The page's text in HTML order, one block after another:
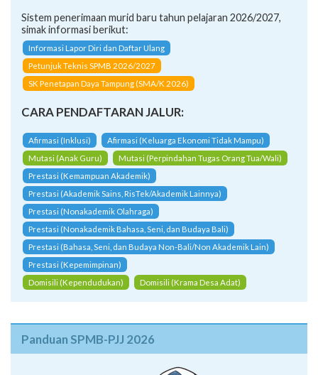
Sistem penerimaan murid baru tahun pelajaran 2026/2027,
simak informasi berikut:
Informasi Lapor Diri dan Daftar Ulang
Petunjuk Teknis SPMB 2026/2027
SK Penetapan Daya Tampung (SMA/K 2026)
CARA PENDAFTARAN JALUR:
Afirmasi (Inklusi)
Afirmasi (Keluarga Ekonomi Tidak Mampu)
Mutasi (Anak Guru)
Mutasi (Perpindahan Tugas Orang Tua/Wali)
Prestasi (Kemampuan Akademik)
Prestasi (Akademik Sains, RisTek/Akademik Lainnya)
Prestasi (Nonakademik Olahraga)
Prestasi (Nonakademik Bahasa, Seni, dan Budaya Bali)
Prestasi (Bahasa, Seni, dan Budaya Non-Bali/Non Akademik Lain)
Prestasi (Kepemimpinan)
Domisili (Kependudukan)
Domisili (Krama Desa Adat)
Panduan SPMB-PJJ 2026